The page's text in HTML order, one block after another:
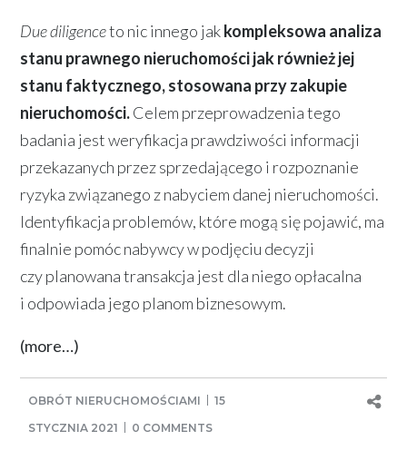
Due diligenceto nic innego jakkompleksowa analiza
stanu prawnego nieruchomości jak również jej
stanu faktycznego, stosowana przy zakupie
nieruchomości.Celem przeprowadzenia tego
badania jest weryfikacja prawdziwości informacji
przekazanych przez sprzedającego i rozpoznanie
ryzyka związanego z nabyciem danej nieruchomości.
Identyfikacja problemów, które mogą się pojawić, ma
finalnie pomóc nabywcy w podjęciu decyzji
czy planowana transakcja jest dla niego opłacalna
i odpowiada jego planom biznesowym.
(more…)
OBRÓT NIERUCHOMOŚCIAMI
15
STYCZNIA 2021
0 COMMENTS